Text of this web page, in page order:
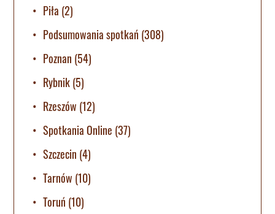
Piła (2)
Podsumowania spotkań (308)
Poznan (54)
Rybnik(5)
Rzeszów (12)
Spotkania Online (37)
Szczecin (4)
Tarnów (10)
Toruń (10)